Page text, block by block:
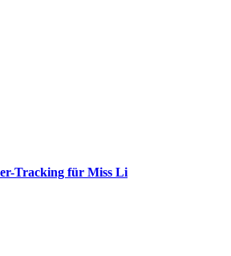
Tracking für Miss Li